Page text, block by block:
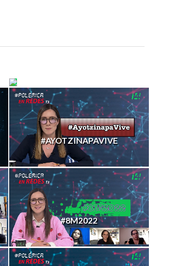
#ELONMUSK
#AYOTZINAPAVIVE
#8M2022